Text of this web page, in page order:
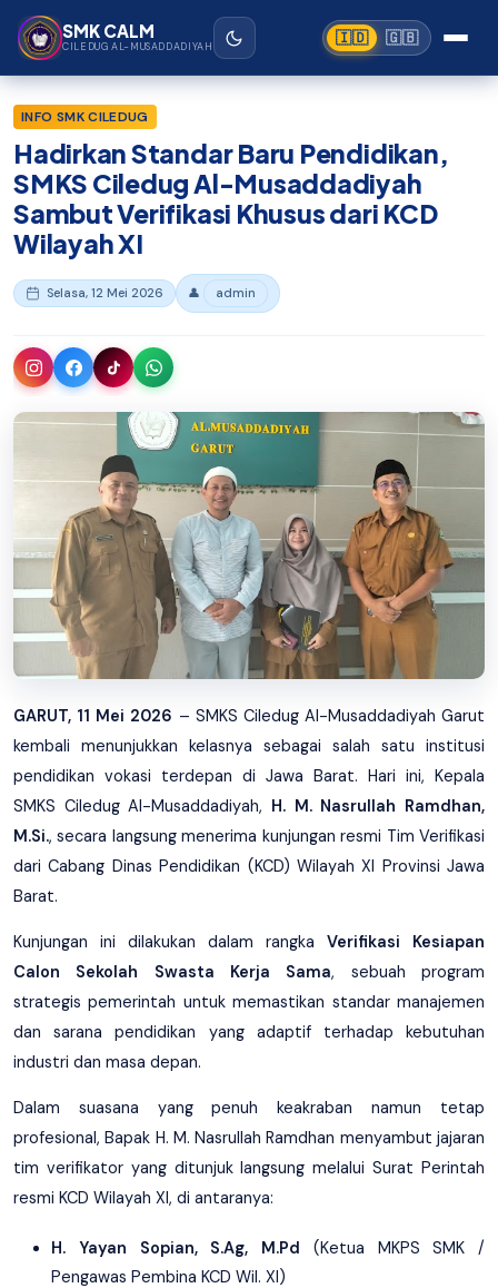
Lewati ke konten utama
SMK CALM
CILEDUG AL-MUSADDADIYAH 🇮🇩 🇬🇧
Beranda
INFO SMK CILEDUG
Hadirkan Standar Baru Pendidikan,
SMKS Ciledug Al-Musaddadiyah
Sambut Verifikasi Khusus dari KCD
Wilayah XI
Selasa, 12 Mei 2026 👤 admin
GARUT, 11 Mei 2026 – SMKS Ciledug Al-Musaddadiyah Garut
kembali menunjukkan kelasnya sebagai salah satu institusi
pendidikan vokasi terdepan di Jawa Barat. Hari ini, Kepala
SMKS Ciledug Al-Musaddadiyah, H. M. Nasrullah Ramdhan,
M.Si., secara langsung menerima kunjungan resmi Tim Verifikasi
dari Cabang Dinas Pendidikan (KCD) Wilayah XI Provinsi Jawa
Barat.
Kunjungan ini dilakukan dalam rangka Verifikasi Kesiapan
Calon Sekolah Swasta Kerja Sama, sebuah program
strategis pemerintah untuk memastikan standar manajemen
dan sarana pendidikan yang adaptif terhadap kebutuhan
industri dan masa depan.
Dalam suasana yang penuh keakraban namun tetap
profesional, Bapak H. M. Nasrullah Ramdhan menyambut jajaran
tim verifikator yang ditunjuk langsung melalui Surat Perintah
resmi KCD Wilayah XI, di antaranya:
H. Yayan Sopian, S.Ag, M.Pd (Ketua MKPS SMK /
Pengawas Pembina KCD Wil. XI)